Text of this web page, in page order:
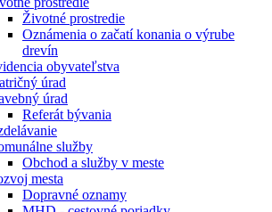
Životné prostredie
Oznámenia o začatí konania o výrube
drevín
obyvateľstva
úrad
úrad
Referát bývania
služby
Obchod a služby v meste
mesta
Dopravné oznamy